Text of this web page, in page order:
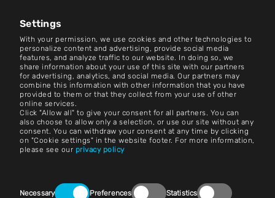
Settings
With your permission, we use cookies and other technologies to
personalize content and advertising, provide social media
features, and analyze traffic to our website. In doing so, we
share information about your use of this site with our partners
for advertising, analytics, and social media. Our partners may
combine this information with other information that you have
provided to them or that they collect from your use of other
online services.
Click "Allow all" to give your consent for all partners. You can
also choose to allow only a selection, or use our site without any
consent. You can withdraw your consent at any time by clicking
on "Cookie settings" in the website footer. For more information,
please see our privacy policy
Selection
Necessary Preferences Statistics
اتصل بنا
الوظائف
الشروط والأحكام
بصمة
إشعار قانوني
اتصل بنا